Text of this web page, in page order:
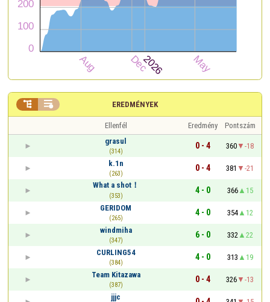
EREDMÉNYEK
 
Ellenfél Eredmény
Pontszám
grasul
(314)
0 - 4 360
-18
k.1n
(263)
0 - 4 381
-21
What a shot！
(353)
4 - 0 366
15
GERIDOM
(265)
4 - 0 354
12
windmiha
(347)
6 - 0 332
22
CURLING54
(384)
4 - 0 313
19
Team Kitazawa
(387)
0 - 4 326
-13
jjjc